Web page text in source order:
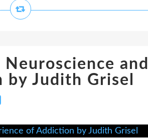
Neuroscience and
by Judith Grisel